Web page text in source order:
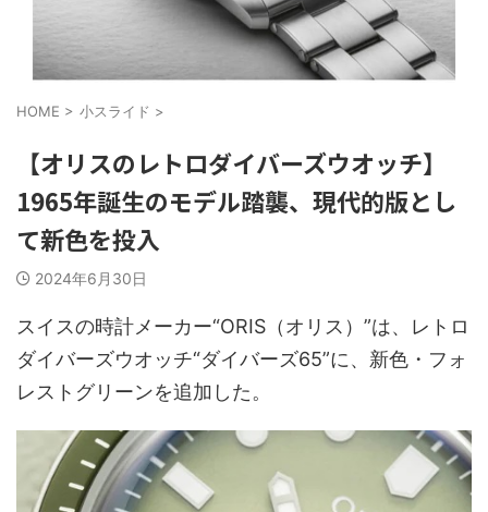
HOME > 小スライド >
【オリスのレトロダイバーズウオッチ】
1965年誕生のモデル踏襲、現代的版とし
て新色を投入
2024年6月30日
スイスの時計メーカー“ORIS（オリス）”は、レトロ
ダイバーズウオッチ“ダイバーズ65”に、新色・フォ
レストグリーンを追加した。